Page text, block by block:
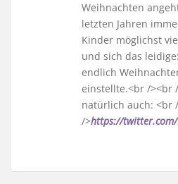
Weihnachten
letzten Jahren
Kinder möglichst
und sich das
endlich
einstellte.<br /><br
natürlich auch: <br
/>https://